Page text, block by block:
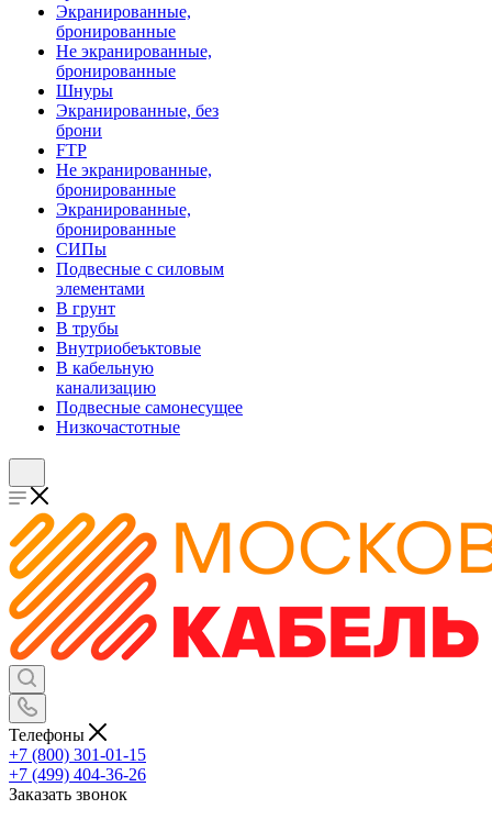
Экранированные,
бронированные
Не экранированные,
бронированные
Шнуры
Экранированные, без
брони
FTP
Не экранированные,
бронированные
Экранированные,
бронированные
СИПы
Подвесные с силовым
элементами
В грунт
В трубы
Внутриобеъктовые
В кабельную
канализацию
Подвесные самонесущее
Низкочастотные
Телефоны
+7 (800) 301-01-15
+7 (499) 404-36-26
Заказать звонок